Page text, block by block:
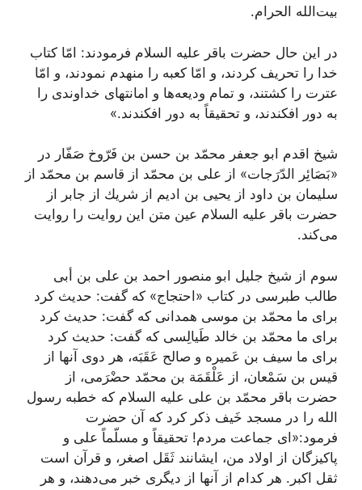
بیت‌الله الحرام.
در این حال حضرت باقر علیه السلام فرمودند: امّا كتاب
خدا را تحریف كردند، و امّا كعبه را منهدم نمودند، و امّا
عترت را كشتند، و تمام ودیعه‌ها و امانتهاى خداوندى را
به دور افكندند، و تحقیقاً به دور افكندند.»
شیخ اقدم ابو جعفر محمّد بن حسن بن فَرّوخ صَفّار در
«بَصَائِر الدّرَجات» از على بن محمّد از قاسم بن محمّد از
سلیمان بن داود از یحیى بن ادیم از شریك از جابر از
حضرت باقر علیه السلام عین متن این روایت را روایت
مى‌كند.
سوم از شیخ جلیل ابو منصور احمد بن على بن أبى
طالب طبرسى در كتاب «احتجاج» كه گفت: حدیث كرد
براى ما محمّد بن موسى همدانى كه گفت: حدیث كرد
براى ما محمّد بن خالد طَیالِسى كه گفت: حدیث كرد
براى ما سیف بن عَمیره و صالح عَقَبَه، هر دوى آنها از
قیس بن سَمْعان، از عَلْقَمَة بن محمّد حضْرَمى، از
حضرت باقر محمّد بن على علیه السلام كه خطبه رسول
الله را در مسجد خَیف ذكر كرد كه آن حضرت
فرمود:«اى جماعت مردم! تحقیقاً و مسلّماً على و
پاكیزگان از اولاد من، ایشانند ثَقَل اصغر، و قرآن است
ثقل اكبر. هر كدام از آنها از دیگرى خبر مى‌دهند، و هر